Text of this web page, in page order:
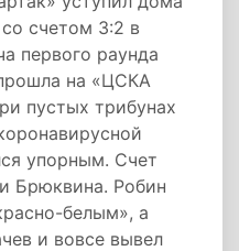
счетом 3:2 в
первого раунда
на «ЦСКА
пустых трибунах
упорным. Счет
Брюквина. Робин
белым», а
и вовсе вывел